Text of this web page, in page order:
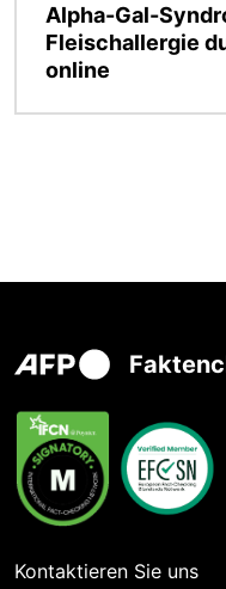
Alpha-Gal-
Fleischallergie
online
Kontaktieren Sie uns